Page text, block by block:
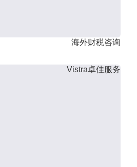
海外财税咨询
Vistra卓佳服务